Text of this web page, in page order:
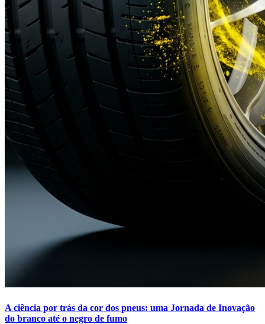
A ciência por trás da cor dos pneus: uma Jornada de Inovação
do branco até o negro de fumo